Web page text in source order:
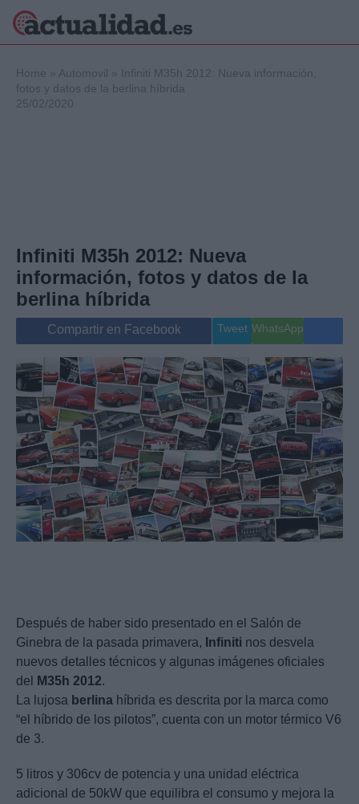
Internacional
Viajes
Gente
Musica
Home » Automovil »
Infiniti M35h 2012: Nueva información,
fotos y datos de la berlina híbrida
25/02/2020
Infiniti M35h 2012: Nueva
información, fotos y datos de la
berlina híbrida
Compartir en Facebook Tweet WhatsApp
Después de haber sido presentado en el Salón de
Ginebra de la pasada primavera, Infiniti nos desvela
nuevos detalles técnicos y algunas imágenes oficiales
del
M35h 2012.
La lujosa berlina híbrida es descrita por la marca como
“el híbrido de los pilotos”, cuenta con un motor térmico V6
de 3.
5 litros y 306cv de potencia y una unidad eléctrica
adicional de 50kW que equilibra el consumo y mejora la